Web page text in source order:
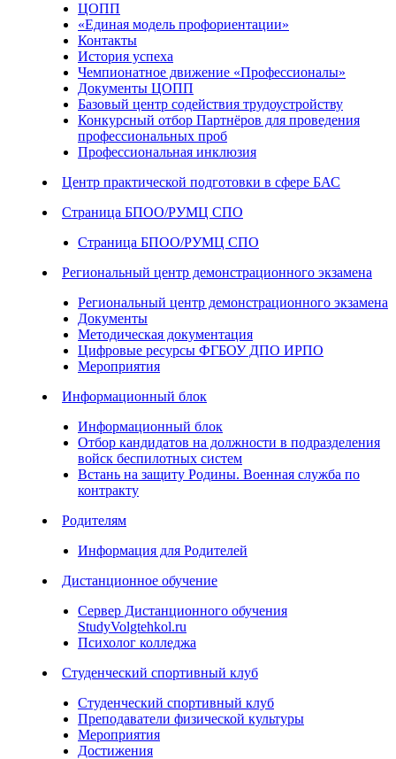
ЦОПП
«Единая модель профориентации»
Контакты
История успеха
Чемпионатное движение «Профессионалы»
Документы ЦОПП
Базовый центр содействия трудоустройству
Конкурсный отбор Партнёров для проведения
профессиональных проб
Профессиональная инклюзия
Центр практической подготовки в сфере БАС
Страница БПОО/РУМЦ СПО
Страница БПОО/РУМЦ СПО
Региональный центр демонстрационного экзамена
Региональный центр демонстрационного экзамена
Документы
Методическая документация
Цифровые ресурсы ФГБОУ ДПО ИРПО
Мероприятия
Информационный блок
Информационный блок
Отбор кандидатов на должности в подразделения
войск беспилотных систем
Встань на защиту Родины. Военная служба по
контракту
Родителям
Информация для Родителей
Дистанционное обучение
Сервер Дистанционного обучения
StudyVolgtehkol.ru
Психолог колледжа
Студенческий спортивный клуб
Студенческий спортивный клуб
Преподаватели физической культуры
Мероприятия
Достижения